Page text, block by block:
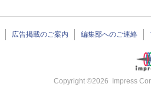
広告掲載のご案内 編集部へのご連絡
Copyright ©2026 Impress